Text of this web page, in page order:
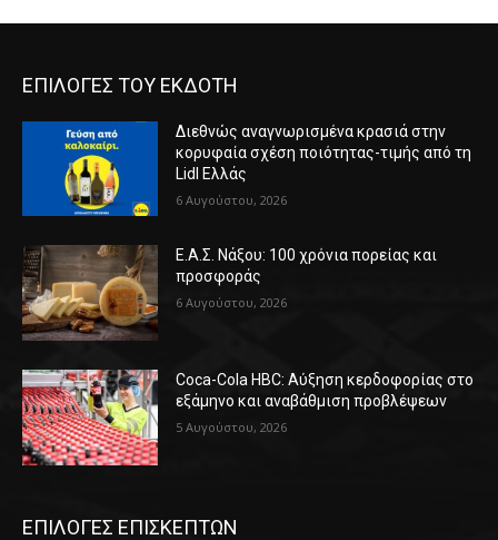
ΕΠΙΛΟΓΕΣ ΤΟΥ ΕΚΔΟΤΗ
Διεθνώς αναγνωρισμένα κρασιά στην
κορυφαία σχέση ποιότητας-τιμής από τη
Lidl Ελλάς
6 Αυγούστου, 2026
Ε.Α.Σ. Νάξου: 100 χρόνια πορείας και
προσφοράς
6 Αυγούστου, 2026
Coca-Cola HBC: Αύξηση κερδοφορίας στο
εξάμηνο και αναβάθμιση προβλέψεων
5 Αυγούστου, 2026
ΕΠΙΛΟΓΕΣ ΕΠΙΣΚΕΠΤΩΝ